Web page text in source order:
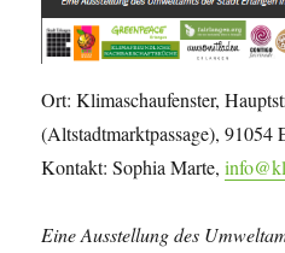
Ort: Klimaschaufenster,
(Altstadtmarktpassage), 91054
Kontakt: Sophia Marte,
Eine Ausstellung des